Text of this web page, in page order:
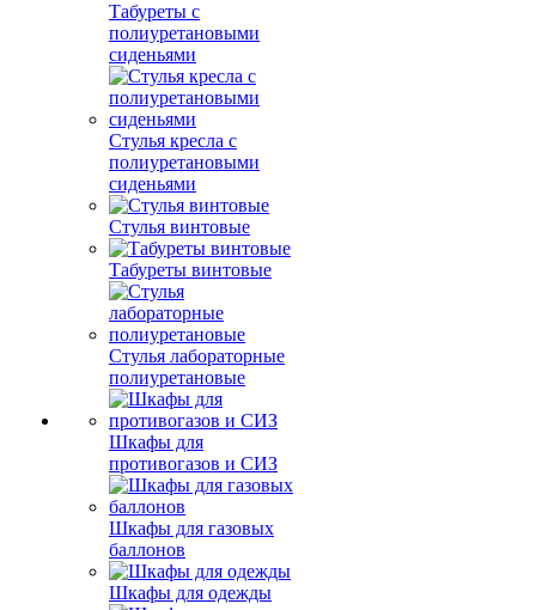
Табуреты с
полиуретановыми
сиденьями
Стулья кресла с
полиуретановыми
сиденьями
Стулья винтовые
Табуреты винтовые
Стулья лабораторные
полиуретановые
Шкафы для
противогазов и СИЗ
Шкафы для газовых
баллонов
Шкафы для одежды